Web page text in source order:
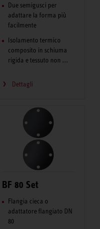
Due semigusci per
adattare la forma più
facilmente
Isolamento termico
composito in schiuma
rigida e tessuto non ...
Dettagli
BF 80 Set
Flangia cieca o
adattatore flangiato DN
80